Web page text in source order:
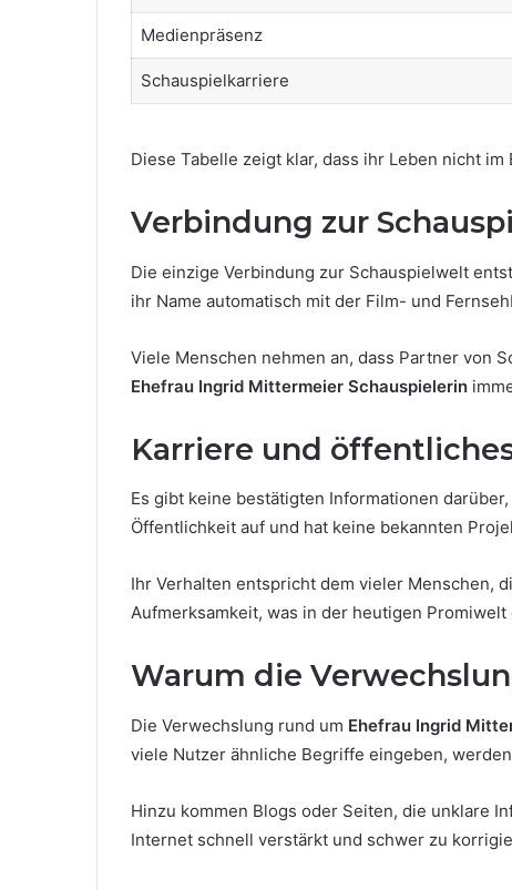
Medienpräsenz
Schauspielkarriere
Diese Tabelle zeigt klar, dass ihr Leben nicht
Verbindung zur
Die einzige Verbindung zur Schauspielwelt
ihr Name automatisch mit der Film- und
Viele Menschen nehmen an, dass Partner von
Ehefrau Ingrid Mittermeier Schauspielerin
Karriere und
Es gibt keine bestätigten Informationen
Öffentlichkeit auf und hat keine bekannten
Ihr Verhalten entspricht dem vieler Menschen,
Aufmerksamkeit, was in der heutigen
Warum die
Die Verwechslung rund um Ehefrau Ingrid
viele Nutzer ähnliche Begriffe eingeben,
Hinzu kommen Blogs oder Seiten, die unklare
Internet schnell verstärkt und schwer zu